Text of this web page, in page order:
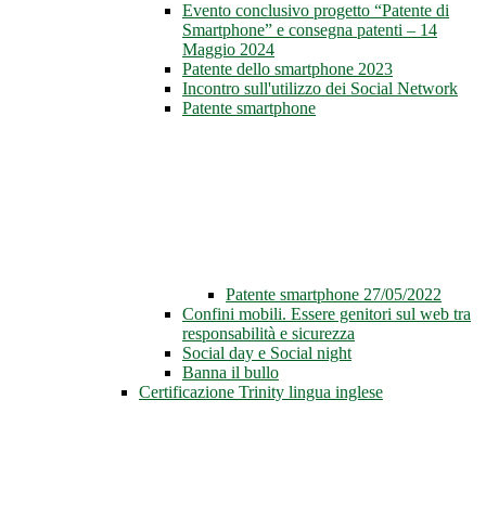
Evento conclusivo progetto “Patente di
Smartphone” e consegna patenti – 14
Maggio 2024
Patente dello smartphone 2023
Incontro sull'utilizzo dei Social Network
Patente smartphone
Patente smartphone 27/05/2022
Confini mobili. Essere genitori sul web tra
responsabilità e sicurezza
Social day e Social night
Banna il bullo
Certificazione Trinity lingua inglese